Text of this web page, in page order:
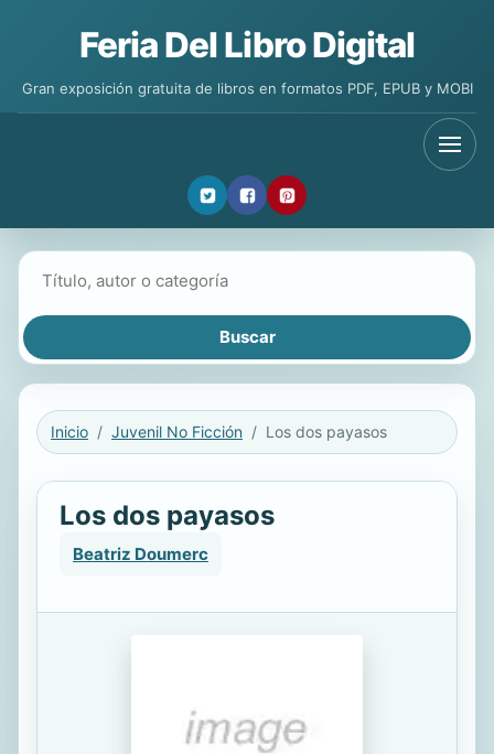
Feria Del Libro Digital
Gran exposición gratuita de libros en formatos PDF, EPUB y MOBI
Inicio Juvenil No Ficción Los dos payasos
Los dos payasos
Beatriz Doumerc